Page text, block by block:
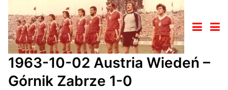
1963-10-02 Austria Wiedeń –
Górnik Zabrze 1-0